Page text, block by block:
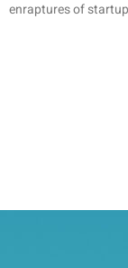
enraptures of